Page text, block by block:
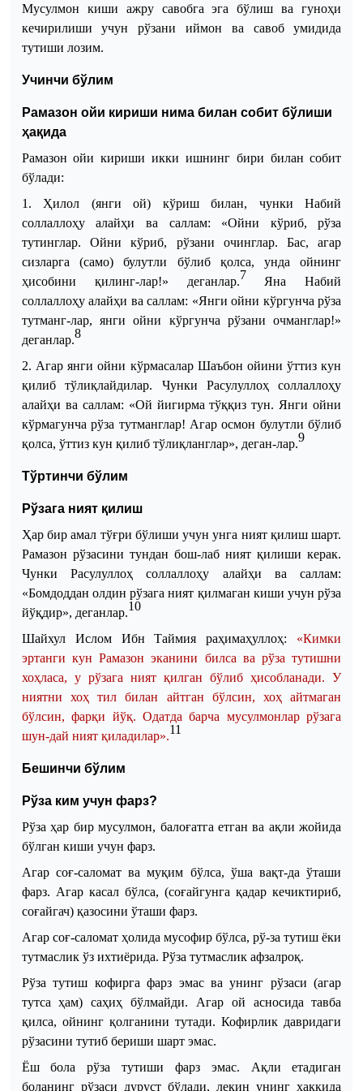
Мусулмон киши ажру савобга эга бўлиш ва гуноҳи
кечирилиши учун рўзани иймон ва савоб умидида
тутиши лозим.
Учинчи бўлим
Рамазон ойи кириши нима билан собит бўлиши
ҳақида
Рамазон ойи кириши икки ишнинг бири билан собит
бўлади:
1. Ҳилол (янги ой) кўриш билан, чунки Набий
соллаллоҳу алайҳи ва саллам: «Ойни кўриб, рўза
тутинглар. Ойни кўриб, рўзани очинглар. Бас, агар
сизларга (само) булутли бўлиб қолса, унда ойнинг
ҳисобини қилинг-лар!» деганлар.7 Яна Набий
соллаллоҳу алайҳи ва саллам: «Янги ойни кўргунча рўза
тутманг-лар, янги ойни кўргунча рўзани очманглар!»
деганлар.8
2. Агар янги ойни кўрмасалар Шаъбон ойини ўттиз кун
қилиб тўлиқлайдилар. Чунки Расулуллоҳ соллаллоҳу
алайҳи ва саллам: «Ой йигирма тўққиз тун. Янги ойни
кўрмагунча рўза тутманглар! Агар осмон булутли бўлиб
қолса, ўттиз кун қилиб тўлиқланглар», деган-лар.9
Тўртинчи бўлим
Рўзага ният қилиш
Ҳар бир амал тўғри бўлиши учун унга ният қилиш шарт.
Рамазон рўзасини тундан бош-лаб ният қилиши керак.
Чунки Расулуллоҳ соллаллоҳу алайҳи ва саллам:
«Бомдоддан олдин рўзага ният қилмаган киши учун рўза
йўқдир», деганлар.10
Шайхул Ислом Ибн Таймия раҳимаҳуллоҳ:
«Кимки
эртанги кун Рамазон эканини билса ва рўза тутишни
хоҳласа, у рўзага ният қилган бўлиб ҳисобланади. У
ниятни хоҳ тил билан айтган бўлсин, хоҳ айтмаган
бўлсин, фарқи йўқ. Одатда барча мусулмонлар рўзага
шун-дай ният қиладилар».11
Бешинчи бўлим
Рўза ким учун фарз?
Рўза ҳар бир мусулмон, балоғатга етган ва ақли жойида
бўлган киши учун фарз.
Агар соғ-саломат ва муқим бўлса, ўша вақт-да ўташи
фарз. Агар касал бўлса, (соғайгунга қадар кечиктириб,
соғайгач) қазосини ўташи фарз.
Агар соғ-саломат ҳолида мусофир бўлса, рў-за тутиш ёки
тутмаслик ўз ихтиёрида. Рўза тутмаслик афзалроқ.
Рўза тутиш кофирга фарз эмас ва унинг рўзаси (агар
тутса ҳам) саҳиҳ бўлмайди. Агар ой асносида тавба
қилса, ойнинг қолганини тутади. Кофирлик давридаги
рўзасини тутиб бериши шарт эмас.
Ёш бола рўза тутиши фарз эмас. Ақли етадиган
боланинг рўзаси дуруст бўлади, лекин унинг ҳаққида